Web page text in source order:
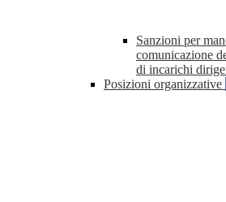
Sanzioni per
comunicazione
di incarichi
Posizioni organizzative